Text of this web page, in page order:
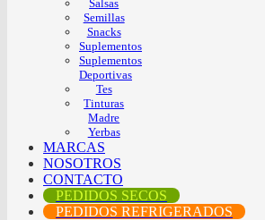
Salsas
Semillas
Snacks
Suplementos
Suplementos
Deportivas
Tes
Tinturas
Madre
Yerbas
MARCAS
NOSOTROS
CONTACTO
PEDIDOS SECOS
PEDIDOS REFRIGERADOS